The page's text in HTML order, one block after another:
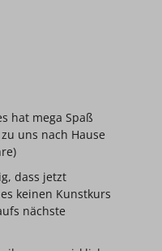
hat mega Spaß
uns nach Hause
dass jetzt
keinen Kunstkurs
nächste